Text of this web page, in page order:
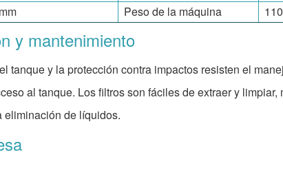
Peso de la máquina
y mantenimiento
tanque y la protección contra impactos resisten el
al tanque. Los filtros son fáciles de extraer y limpiar,
eliminación de líquidos.